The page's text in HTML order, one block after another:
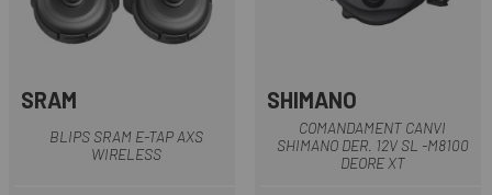
SRAM
BLIPS SRAM E-TAP AXS
WIRELESS
SHIMANO
COMANDAMENT CANVI
SHIMANO DER. 12V SL -M8100
DEORE XT